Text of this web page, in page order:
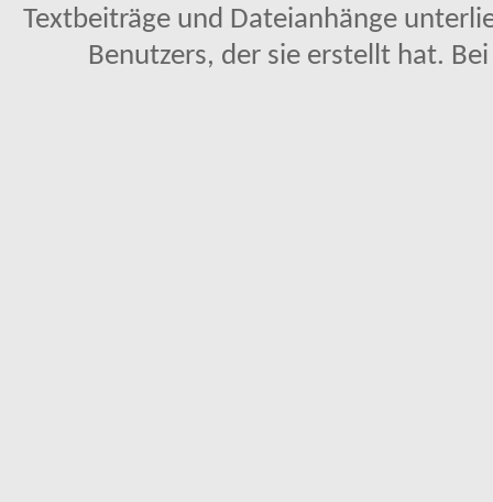
Textbeiträge und Dateianhänge
Benutzers, der sie erstellt hat.